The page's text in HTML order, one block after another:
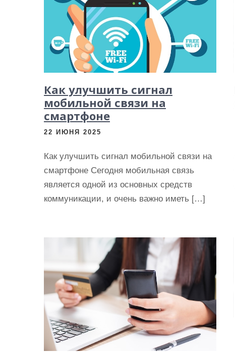
Как улучшить сигнал
мобильной связи на
смартфоне
22 ИЮНЯ 2025
Как улучшить сигнал мобильной связи на
смартфоне Сегодня мобильная связь
является одной из основных средств
коммуникации, и очень важно иметь […]